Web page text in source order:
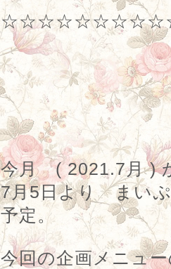
今月( 2021.7月)
7月5日より まい
予定。
今回の企画メニュ